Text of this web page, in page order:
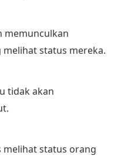
memunculkan
status mereka.
tidak akan
melihat status orang